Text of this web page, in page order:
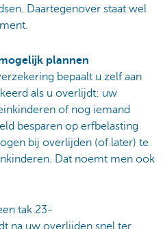
Daartegenover staat wel
plannen
bepaalt u zelf aan
als u overlijdt: uw
of nog iemand
besparen op erfbelasting
bij overlijden (of later) te
Dat noemt men ook
tak 23-
na uw overlijden snel ter